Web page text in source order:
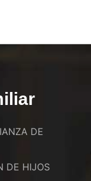
DE
DE HIJOS